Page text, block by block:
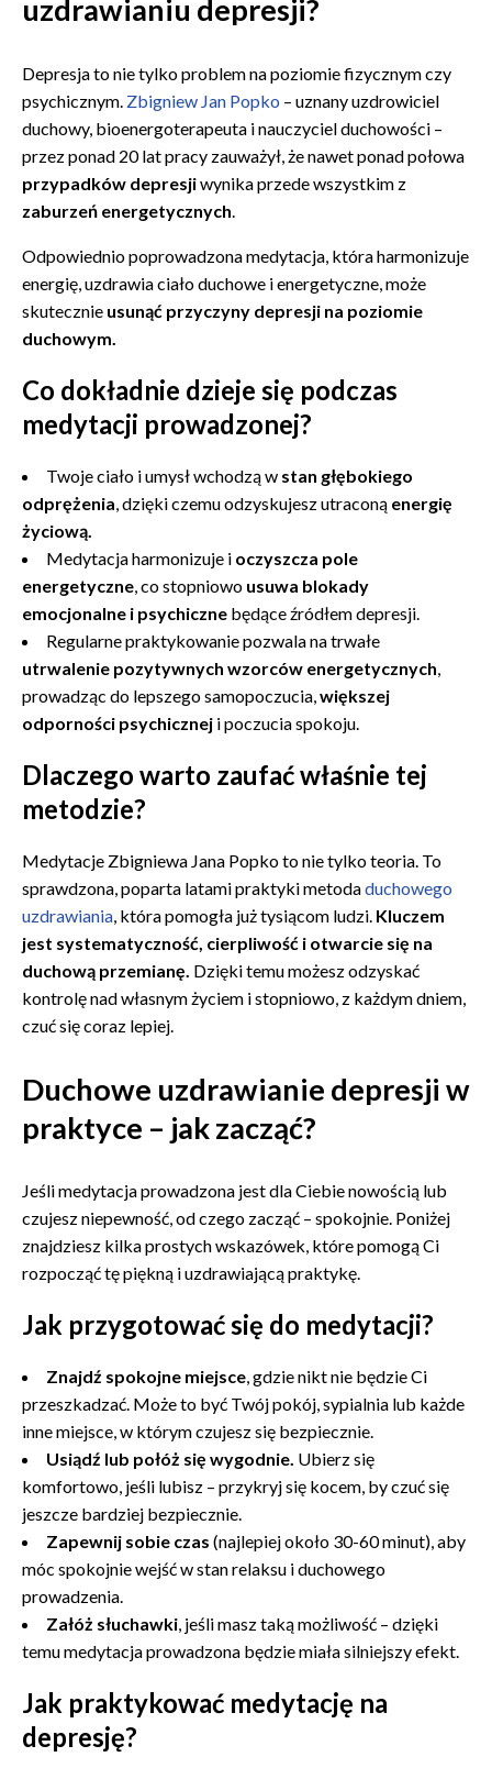
uzdrawianiu depresji?
Depresja to nie tylko problem na poziomie fizycznym czy
psychicznym. Zbigniew Jan Popko – uznany uzdrowiciel
duchowy, bioenergoterapeuta i nauczyciel duchowości –
przez ponad 20 lat pracy zauważył, że nawet ponad połowa
przypadków depresjiwynika przede wszystkim z
zaburzeń energetycznych
Odpowiednio poprowadzona medytacja, która harmonizuje
energię, uzdrawia ciało duchowe i energetyczne, może
skutecznie usunąć przyczyny depresji na poziomie
duchowym.
Co dokładnie dzieje się podczas
medytacji prowadzonej?
Twoje ciało i umysł wchodzą w stan głębokiego
odprężenia, dzięki czemu odzyskujesz utraconą energię
życiową.
Medytacja harmonizuje i oczyszcza pole
energetyczne, co stopniowo usuwa blokady
emocjonalne i psychiczne będące źródłem depresji.
Regularne praktykowanie pozwala na trwałe
utrwalenie pozytywnych wzorców energetycznych,
prowadząc do lepszego samopoczucia,większej
odporności psychicznej i poczucia spokoju.
Dlaczego warto zaufać właśnie tej
metodzie?
Medytacje Zbigniewa Jana Popko to nie tylko teoria. To
sprawdzona, poparta latami praktyki metodaduchowego
uzdrawiania, która pomogła już tysiącom ludzi. Kluczem
jest systematyczność, cierpliwość i otwarcie się na
duchową przemianę. Dzięki temu możesz odzyskać
kontrolę nad własnym życiem i stopniowo, z każdym dniem,
czuć się coraz lepiej.
Duchowe uzdrawianie depresji w
praktyce – jak zacząć?
Jeśli medytacja prowadzona jest dla Ciebie nowością lub
czujesz niepewność, od czego zacząć – spokojnie. Poniżej
znajdziesz kilka prostych wskazówek, które pomogą Ci
rozpocząć tę piękną i uzdrawiającą praktykę.
Jak przygotować się do medytacji?
Znajdź spokojne miejsce, gdzie nikt nie będzie Ci
przeszkadzać. Może to być Twój pokój, sypialnia lub każde
inne miejsce, w którym czujesz się bezpiecznie.
Usiądź lub połóż się wygodnie. Ubierz się
komfortowo, jeśli lubisz – przykryj się kocem, by czuć się
jeszcze bardziej bezpiecznie.
Zapewnij sobie czas (najlepiej około 30-60 minut), aby
móc spokojnie wejść w stan relaksu i duchowego
prowadzenia.
Załóż słuchawki, jeśli masz taką możliwość – dzięki
temu medytacja prowadzona będzie miała silniejszy efekt.
Jak praktykować medytację na
depresję?